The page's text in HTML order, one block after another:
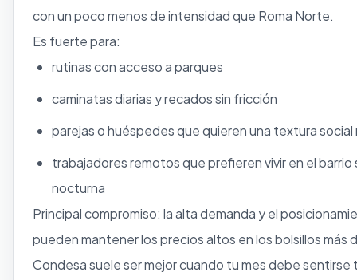
con un poco menos de intensidad que Roma Norte.
Es fuerte para:
rutinas con acceso a parques
caminatas diarias y recados sin fricción
parejas o huéspedes que quieren una textura social
trabajadores remotos que prefieren vivir en el barrio
nocturna
Principal compromiso: la alta demanda y el
pueden mantener los precios altos en los bolsillos más
Condesa suele ser mejor cuando tu mes debe